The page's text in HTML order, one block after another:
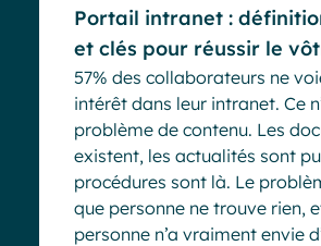
Portail intranet :
et clés pour réussir le
57% des collaborateurs ne
intérêt dans leur intranet. Ce
problème de contenu. Les
existent, les actualités sont
procédures sont là. Le
que personne ne trouve rien,
personne n’a vraiment envie